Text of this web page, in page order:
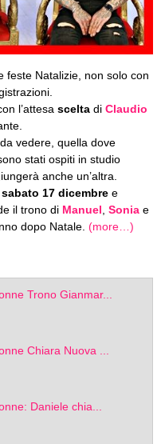
feste Natalizie, non solo con
l’attesa scelta di Claudio
vedere, quella dove
stati ospiti in studio
anche un’altra.
sabato 17 dicembre e
il trono di Manuel Sonia e
dopo Natale. (more…)
Trono Gianmar...
Chiara Nuova ...
Daniele chia...